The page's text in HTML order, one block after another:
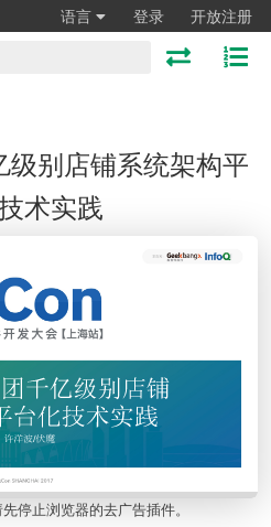
语言 登录 开放注册
级别店铺系统架构平
术实践
停止浏览器的去广告插件。